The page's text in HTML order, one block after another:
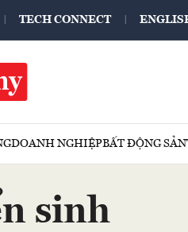
TECH CONNECT
DOANH NGHIỆPBẤT ĐỘNG SẢN
sinh